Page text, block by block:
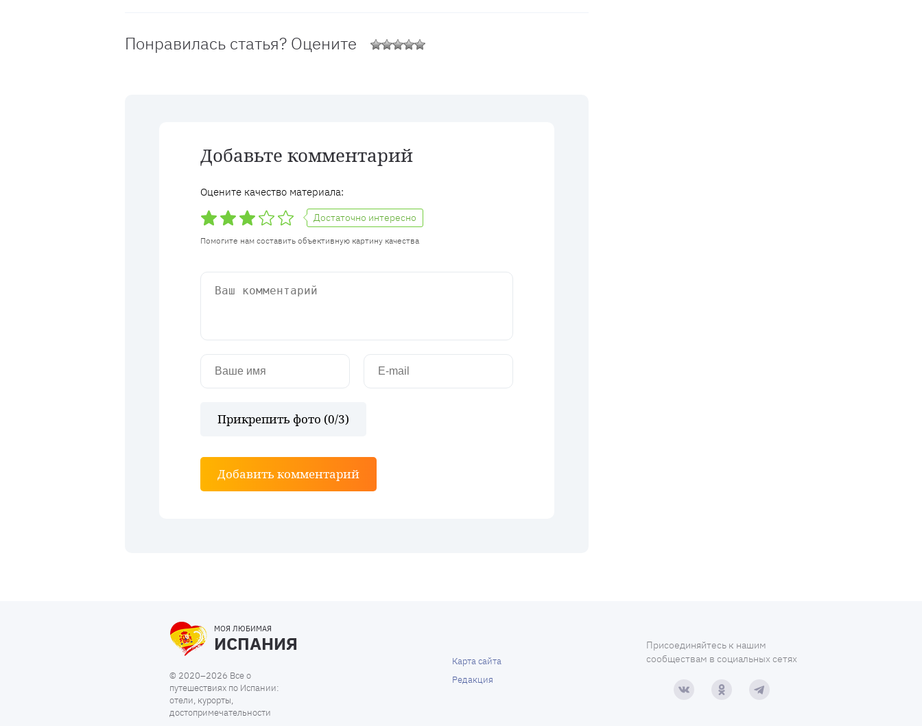
Понравилась статья? Оцените
Добавьте комментарий
Оцените качество материала:
Достаточно интересно
Помогите нам составить объективную картину качества
Прикрепить фото (0/3)
Добавить комментарий
МОЯ ЛЮБИМАЯ
ИСПАНИЯ
© 2020–2026 Все о
путешествиях по Испании:
отели, курорты,
достопримечательности
Карта сайта
Редакция
Присоединяйтесь к нашим
сообществам в социальных сетях